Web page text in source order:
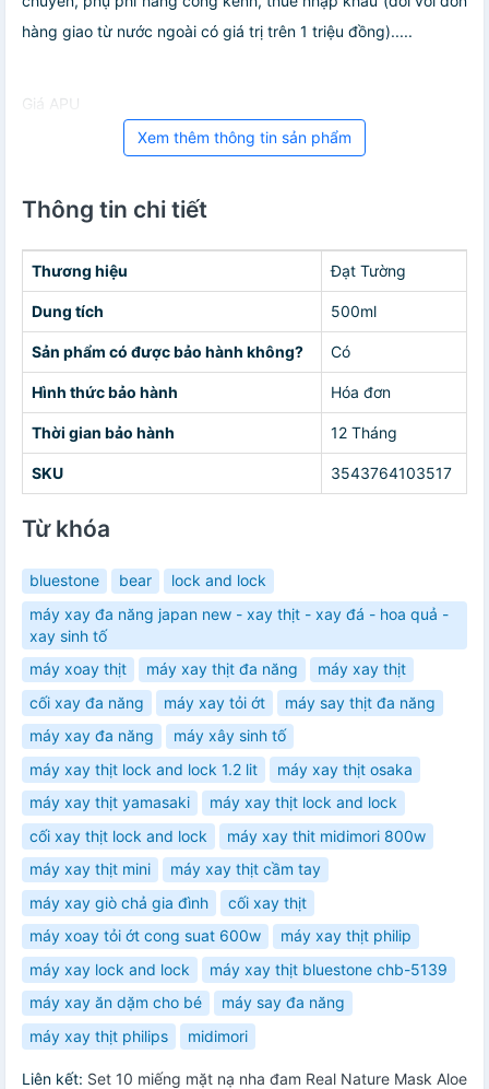
hàng giao từ nước ngoài có giá trị trên 1 triệu đồng).....
Giá APU
Xem thêm thông tin sản phẩm
Thông tin chi tiết
Thương hiệu Đạt Tường
Dung tích 500ml
Sản phẩm có được bảo hành không? Có
Hình thức bảo hành Hóa đơn
Thời gian bảo hành 12 Tháng
SKU 3543764103517
Từ khóa
bluestone bear
lock and lock
máy xay đa năng japan new - xay thịt - xay đá - hoa quả -
xay sinh tố
máy xoay thịt
máy xay thịt đa năng
máy xay thịt
cối xay đa năng
máy xay tỏi ớt
máy say thịt đa năng
máy xay đa năng
máy xây sinh tố
máy xay thịt lock and lock 1.2 lit
máy xay thịt osaka
máy xay thịt yamasaki
máy xay thịt lock and lock
cối xay thịt lock and lock
máy xay thit midimori 800w
máy xay thịt mini
máy xay thịt cầm tay
máy xay giò chả gia đình
cối xay thịt
máy xoay tỏi ớt cong suat 600w
máy xay thịt philip
máy xay lock and lock
máy xay thịt bluestone chb-5139
máy xay ăn dặm cho bé
máy say đa năng
máy xay thịt philips
midimori
Liên kết: Set 10 miếng mặt nạ nha đam Real Nature Mask Aloe